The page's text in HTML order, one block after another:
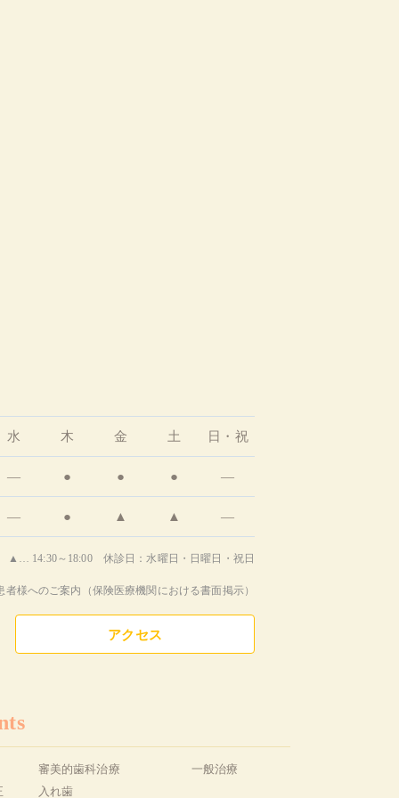
水 木 金 土 日・祝
― ● ● ● ―
― ● ▲ ▲ ―
▲… 14:30～18:00 休診日：水曜日・日曜日・祝日
者様へのご案内（保険医療機関における書面掲示）
アクセス
審美的歯科治療
入れ歯
一般治療